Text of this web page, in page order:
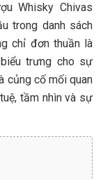
Whisky Chivas
trong danh sách
chỉ đơn thuần là
trưng cho sự
củng cố mối quan
tầm nhìn và sự